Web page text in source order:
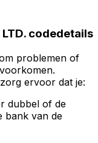
LTD. codedetails
problemen of
ervoor dat je:
dubbel of de
bank van de